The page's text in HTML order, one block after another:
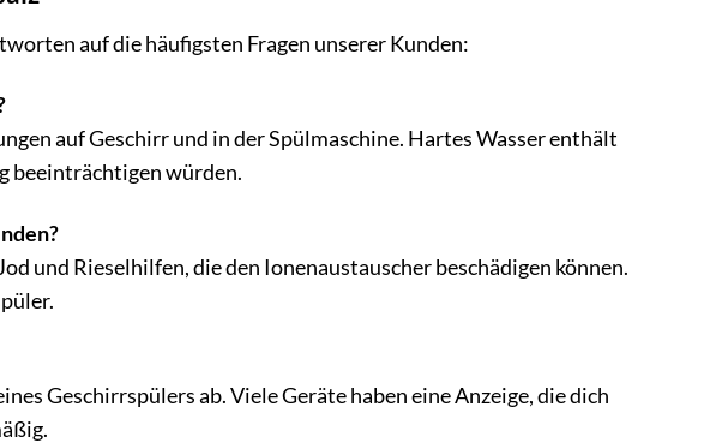
auf die häufigsten Fragen unserer Kunden:
auf Geschirr und in der Spülmaschine. Hartes Wasser enthält
beeinträchtigen würden.
und Rieselhilfen, die den Ionenaustauscher beschädigen können.
Geschirrspülers ab. Viele Geräte haben eine Anzeige, die dich